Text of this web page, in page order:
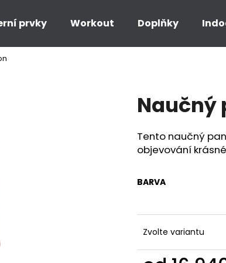
prvky Workout Doplňky
Naučný
Tento naučný
objevování
BARVA
Zvolte variantu
Co potřebujete najít?
HLEDAT